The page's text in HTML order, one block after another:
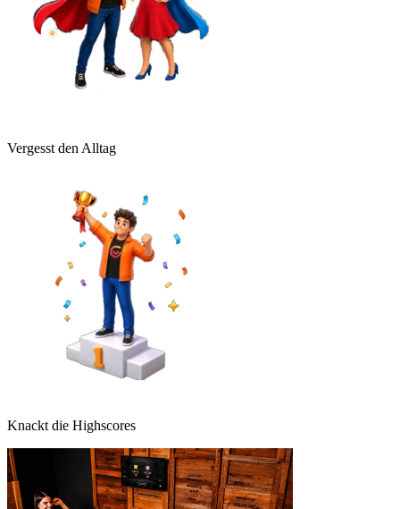
Vergesst den Alltag
Knackt die Highscores